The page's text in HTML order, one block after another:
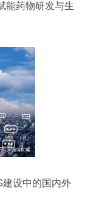
能药物研发与生
设中的国内外